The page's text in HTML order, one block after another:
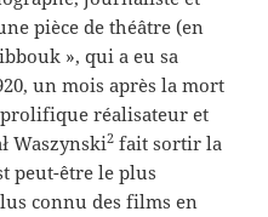
pièce de théâtre (en
», qui a eu sa
un mois après la mort
prolifique réalisateur et
Waszynski2 fait sortir la
peut-être le plus
connu des films en